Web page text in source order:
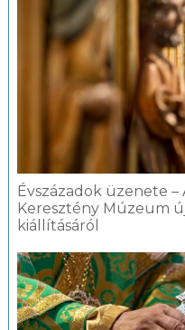
Évszázadok üzenete
Keresztény Múzeum
kiállításáról